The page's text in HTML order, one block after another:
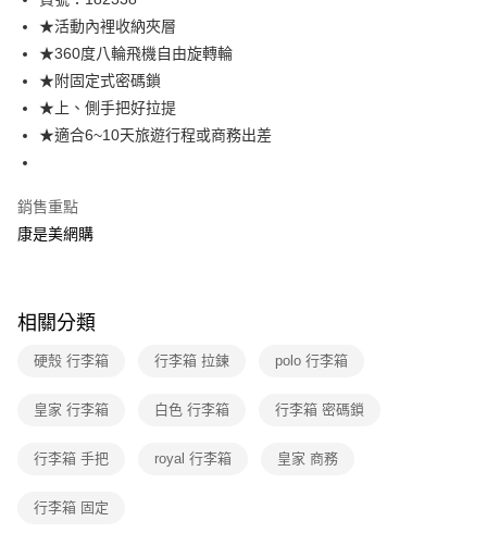
Apple Pay
街口支付
悠遊付
運送方式
宅配-下單後3-5個工作天配送(不含預購品)，箱購品分箱出貨
★活動內裡收納夾層
★360度八輪飛機自由旋轉輪
★附固定式密碼鎖
★上、側手把好拉提
★適合6~10天旅遊行程或商務出差
銷售重點
康是美網購
相關分類
硬殼 行李箱 行李箱 拉鍊 polo 行李箱
皇家 行李箱 白色 行李箱 行李箱 密碼鎖
行李箱 手把 royal 行李箱 皇家 商務
行李箱 固定